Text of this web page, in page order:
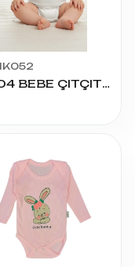
12604 BEBE ÇITÇITLI BADY